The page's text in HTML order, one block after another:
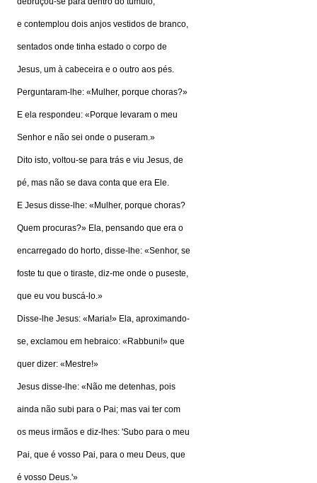
e contemplou dois anjos vestidos de branco,
sentados onde tinha estado o corpo de
Jesus, um à cabeceira e o outro aos pés.
Perguntaram-lhe: «Mulher, porque choras?»
E ela respondeu: «Porque levaram o meu
Senhor e não sei onde o puseram.»
Dito isto, voltou-se para trás e viu Jesus, de
pé, mas não se dava conta que era Ele.
E Jesus disse-lhe: «Mulher, porque choras?
Quem procuras?» Ela, pensando que era o
encarregado do horto, disse-lhe: «Senhor, se
foste tu que o tiraste, diz-me onde o puseste,
que eu vou buscá-lo.»
Disse-lhe Jesus: «Maria!» Ela, aproximando-
se, exclamou em hebraico: «Rabbuni!» que
quer dizer: «Mestre!»
Jesus disse-lhe: «Não me detenhas, pois
ainda não subi para o Pai; mas vai ter com
os meus irmãos e diz-lhes: 'Subo para o meu
Pai, que é vosso Pai, para o meu Deus, que
é vosso Deus.'»